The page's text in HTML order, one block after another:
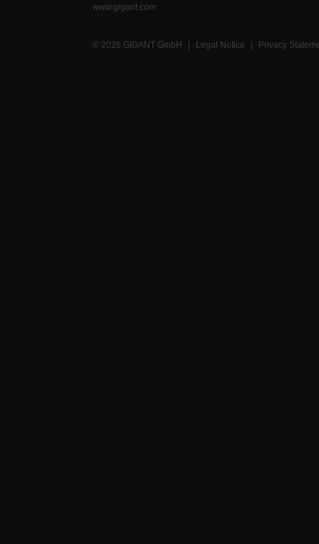
www.gigant.com
© 2026 GIGANT GmbH | Legal Notice | Privacy